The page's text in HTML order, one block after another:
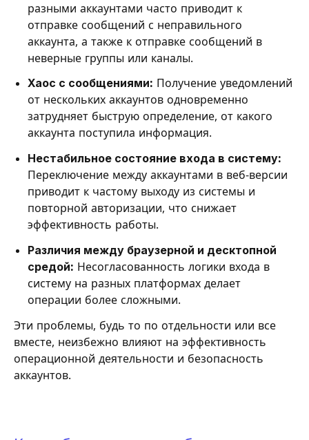
разными аккаунтами часто приводит к
отправке сообщений с неправильного
аккаунта, а также к отправке сообщений в
неверные группы или каналы.
Хаос с сообщениями: Получение уведомлений
от нескольких аккаунтов одновременно
затрудняет быструю определение, от какого
аккаунта поступила информация.
Нестабильное состояние входа в систему:
Переключение между аккаунтами в веб-версии
приводит к частому выходу из системы и
повторной авторизации, что снижает
эффективность работы.
Различия между браузерной и десктопной
средой: Несогласованность логики входа в
систему на разных платформах делает
операции более сложными.
Эти проблемы, будь то по отдельности или все
вместе, неизбежно влияют на эффективность
операционной деятельности и безопасность
аккаунтов.